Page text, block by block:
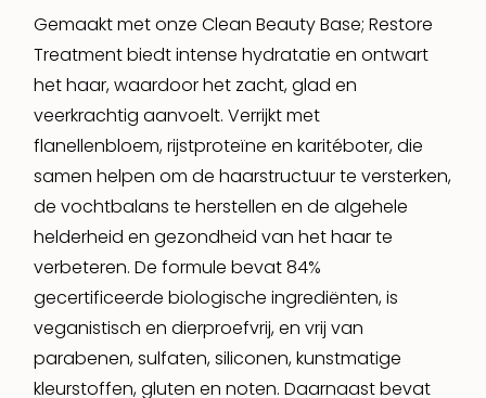
Gemaakt met onze Clean Beauty Base; Restore
Treatment biedt intense hydratatie en ontwart
het haar, waardoor het zacht, glad en
veerkrachtig aanvoelt. Verrijkt met
flanellenbloem, rijstproteïne en karitéboter, die
samen helpen om de haarstructuur te versterken,
de vochtbalans te herstellen en de algehele
helderheid en gezondheid van het haar te
verbeteren. De formule bevat 84%
gecertificeerde biologische ingrediënten, is
veganistisch en dierproefvrij, en vrij van
parabenen, sulfaten, siliconen, kunstmatige
kleurstoffen, gluten en noten. Daarnaast bevat